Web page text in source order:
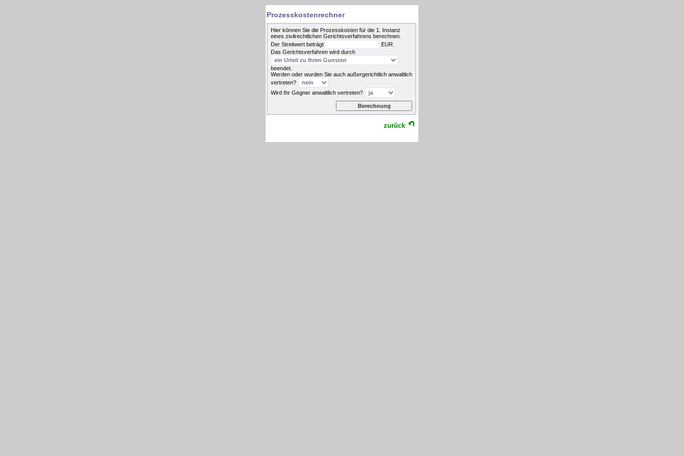
Prozesskostenrechner
Hier können Sie die Prozesskosten für die 1. Instanz
eines zivilrechtlichen Gerichtsverfahrens berechnen.
Der Streitwert beträgt
EUR.
Das Gerichtsverfahren wird durch
beendet.
Werden oder wurden Sie auch außergerichtlich anwaltlich
vertreten?
Wird Ihr Gegner anwaltlich vertreten?
zurück